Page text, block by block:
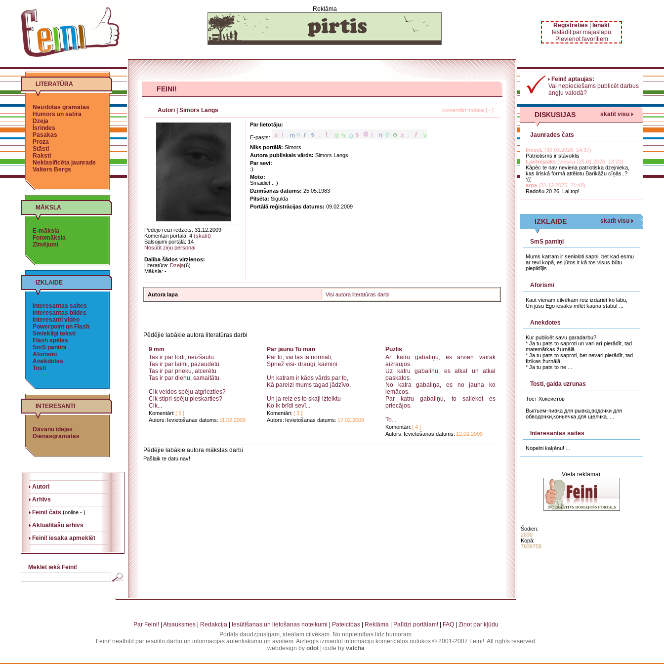
Reklāma
Reģistrēties
Ienākt
Iestādīt par mājaslapu
Pievienot favorītiem
LITERATŪRA
Neizdotās grāmatas
Humors un satīra
Dzeja
Īsrindes
Pasakas
Proza
Stāsti
Raksti
Neklasificēta jaunrade
Valters Bergs
MĀKSLA
E-māksla
Fotomāksla
Zīmējumi
IZKLAIDE
Interesantas saites
Interesantas bildes
Interesanti video
Powerpoint un Flash
Smieklīgi teksti
Flash spēles
SmS pantiņi
Aforismi
Anekdotes
Tosti
INTERESANTI
Dāvanu idejas
Dienasgrāmatas
Autori
Arhīvs
Feini! čats (online - )
Aktualitāšu arhīvs
Feini! iesaka apmeklēt
Meklēt iekš Feini!
FEINI!
Autori Simors Langs komentāri nodaļai [ - ]
Pēdējo reizi redzēts: 31.12.2009
Komentāri portālā: 4 (skatīt)
Balsojumi portālā: 14
Nosūtīt ziņu personai
Dalība šādos virzienos:
Literatūra: Dzeja(6)
Māksla: -
Par lietotāju:
E-pasts:
Niks portālā: Simors
Autora publiskais vārds: Simors Langs
Par sevi:
:)
Moto:
Smaidiet... )
Dzimšanas datums: 25.05.1983
Pilsēta: Sigulda
Portālā reģistrācijas datums: 09.02.2009
Autora lapa Visi autora literatūras darbi
Pēdējie labākie autora literatūras darbi
9 mm
Tas ir par lodi, neizšautu.
Tas ir par laimi, pazaudētu.
Tas ir par prieku, atcerētu.
Tas ir par dienu, samaitātu.
Cik veidos spēju atgriezties?
Cik stipri spēju pieskarties?
Cik...
Komentāri: [ 5 ]
Autors: Ievietošanas datums: 11.02.2009
Par jaunu Tu man
Par to, vai tas tā normāli,
Spriež visi- draugi, kaimiņi.
Un katram ir kāds vārds par to,
Kā pareizi mums tagad jādzīvo.
Un ja reiz es to skaļi izteiktu-
Ko ik brīdi sevī...
Komentāri: [ 3 ]
Autors: Ievietošanas datums: 17.02.2009
Puzlis
Ar katru gabaliņu, es arvien vairāk
aizraujos.
Uz katru gabaliņu, es atkal un atkal
paskatos.
No katra gabaliņa, es no jauna ko
iemācos.
Par katru gabaliņu, to saliekot es
priecājos.
To...
Komentāri: [ 4 ]
Autors: Ievietošanas datums: 12.02.2009
Pēdējie labākie autora mākslas darbi
Pašlaik te datu nav!
Feini! aptaujas:
Vai nepieciešams publicēt darbus
angļu valodā?
DISKUSIJAS skatīt visu
Jaunrades čats
IneseL (30.03.2026, 14:37)
Patriotisms ir stāvoklis
Ljurbejaaks (viesis) (25.01.2026, 13:20)
Kāpēc te nav neviena patriotiska dzejnieka,
kas liriskā formā attēlotu Barikāžu cīņās..?
:((
arpa (31.12.2025, 21:48)
Radošu 20 26. Lai top!
IZKLAIDE skatīt visu
SmS pantiņi
Mums katram ir senloloti sapņi, bet kad esmu
ar tevi kopā, es jūtos it kā tos visus būtu
piepildījis ...
Aforismi
Kaut vienam cilvēkam reiz izdariet ko labu,
Un jūsu Ego iesāks mīlēt kauna stabu! ...
Anekdotes
Kur publicēt savu garadarbu?
* Ja tu pats to saproti un vari arī pierādīt, tad
matemātkas žurnālā.
* Ja tu pats to saproti, bet nevari pierādīt, tad
fizikas žurnālā.
* Ja tu pats to ne ...
Tosti, galda uzrunas
Тост Хокеистов
Выпъем-пивка для рывка,водочки для
обводочки,коньячка для щелчка. ...
Interesantas saites
Nopelni kaķēnu! ...
Vieta reklāmai:
Šodien:
2030
Kopā:
7939758
Par Feini! Atsauksmes Redakcija Iesūtīšanas un lietošanas noteikumi Pateicības Reklāma Palīdzi portālam! FAQ
Ziņot par kļūdu
Portāls daudzpusīgam, ideālam cilvēkam. No nopietnības līdz humoram.
Feini! neatbild par iesūtīto darbu un informācijas autentiskumu un avotiem. Aizliegts izmantot informāciju komerciālos nolūkos © 2001-2007 Feini!. All rights reserved.
webdesign by odot | code by valcha